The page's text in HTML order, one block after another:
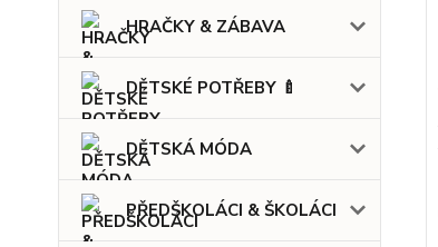
HRAČKY & ZÁBAVA
DĚTSKÉ POTŘEBY 🍼
DĚTSKÁ MÓDA
PŘEDŠKOLÁCI & ŠKOLÁCI